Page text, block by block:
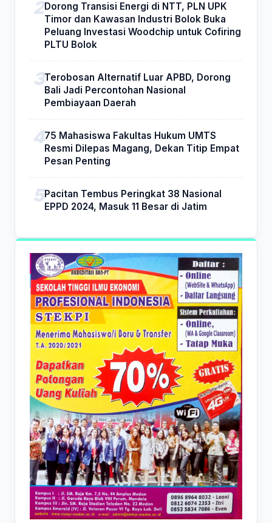
Dorong Transisi Energi di NTT, PLN UPK
Timor dan Kawasan Industri Bolok Buka
Peluang Investasi Woodchip untuk Cofiring
PLTU Bolok
Terobosan Alternatif Luar APBD, Dorong
Bali Jadi Percontohan Nasional
Pembiayaan Daerah
75 Mahasiswa Fakultas Hukum UMTS
Resmi Dilepas Magang, Dekan Titip Empat
Pesan Penting
Pacitan Tembus Peringkat 38 Nasional
EPPD 2024, Masuk 11 Besar di Jatim